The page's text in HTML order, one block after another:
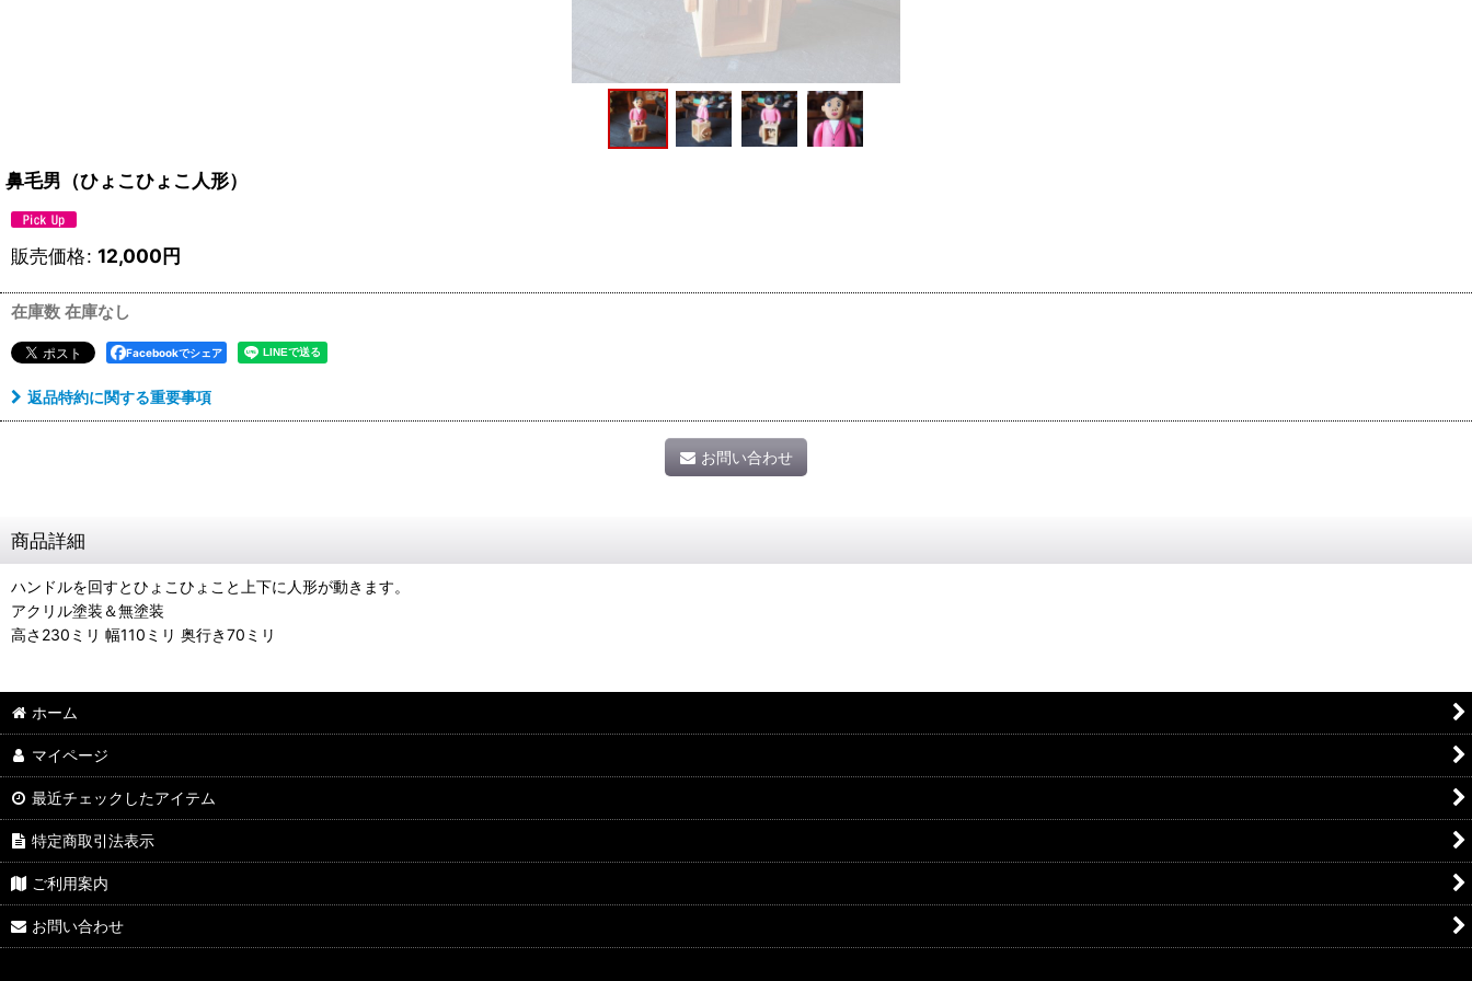
鼻毛男（ひょこひょこ人形）
販売価格: 12,000円
在庫数 在庫なし
Facebookでシェア
返品特約に関する重要事項
お問い合わせ
商品詳細
ハンドルを回すとひょこひょこと上下に人形が動きます。
アクリル塗装＆無塗装
高さ230ミリ 幅110ミリ 奥行き70ミリ
ホーム
マイページ
最近チェックしたアイテム
特定商取引法表示
ご利用案内
お問い合わせ